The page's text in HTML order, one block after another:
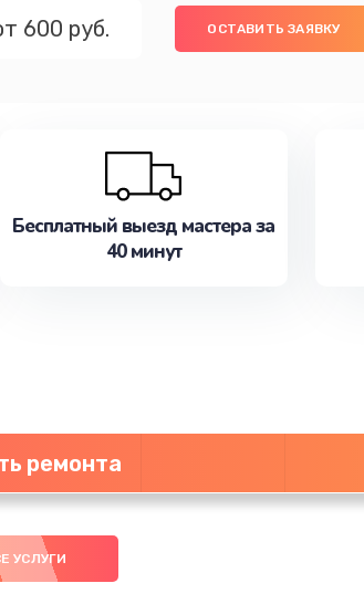
600 руб. ОСТАВИТЬ ЗАЯВКУ
Бесплатный выезд мастера за
40 минут
ремонта
УСЛУГИ